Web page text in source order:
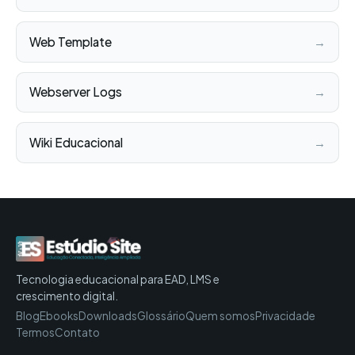
Web Template →
Webserver Logs →
Wiki Educacional →
Tecnologia educacional para EAD, LMS e
crescimento digital.
BlogEbooksDownloadsGlossárioQuem somosPrivacidade
TermosContato